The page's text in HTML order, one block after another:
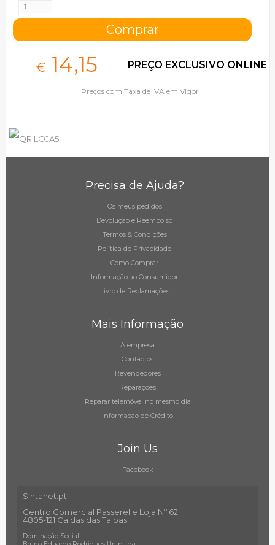
€ 14,15 PREÇO EXCLUSIVO ONLINE
Preços com Taxa de IVA em Vigor
Precisa de Ajuda?
Os meus pedidos
Devolução e Reembolso
Termos & Condições
Política de Privacidade
Como Comprar
Informação ao Consumidor
Livro de Reclamações
Mais Informação
A empresa
Contactos
Revendedores
Reparações
Reparar telemóvel no mesmo dia
Informacao de Crédito
Join Us
Facebook
Sintanet.pt
Centro Comercial Passerelle Loja Nº 62
4805-121 Caldas das Taipas
Dominação Social: